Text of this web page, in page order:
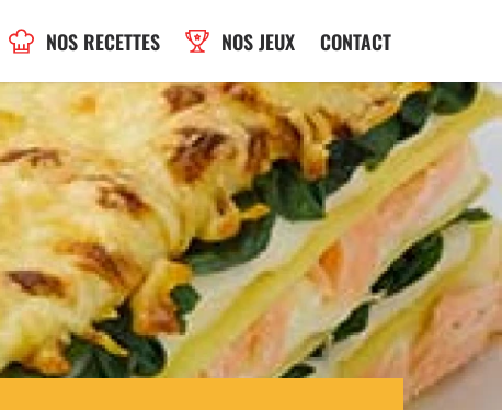
NOS RECETTES NOS JEUX CONTACT